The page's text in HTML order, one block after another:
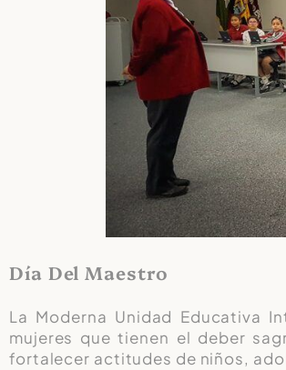
Día Del Maestro
La Moderna Unidad Educativa
mujeres que tienen el deber
fortalecer actitudes de niños,